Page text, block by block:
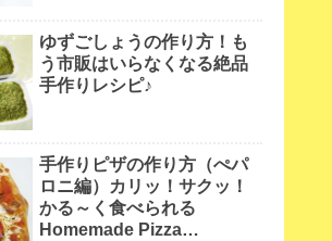
ゆずごしょうの作り方！も
う市販はいらなくなる絶品
手作りレシピ♪
手作りピザの作り方（ぺパ
ロニ編）カリッ！サクッ！
かる～く食べられる
Homemade Pizza